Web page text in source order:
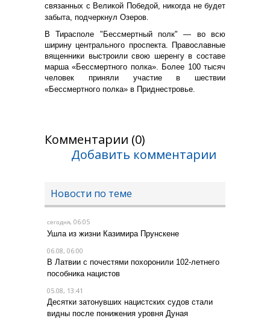
связанных с Великой Победой, никогда не будет
забыта, подчеркнул Озеров.
В Тирасполе "Бессмертный полк" — во всю
ширину центрального проспекта. Православные
вященники выстроили свою шеренгу в составе
марша «Бессмертного полка». Более 100 тысяч
человек приняли участие в шествии
«Бессмертного полка» в Приднестровье.
Комментарии (0)
Добавить комментарии
Новости по теме
сегодня, 06:05
Ушла из жизни Казимира Прунскене
06.08, 06:00
В Латвии с почестями похоронили 102-летнего
пособника нацистов
05.08, 13:41
Десятки затонувших нацистских судов стали
видны после понижения уровня Дуная